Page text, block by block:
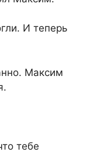
И теперь
Максим
тебе